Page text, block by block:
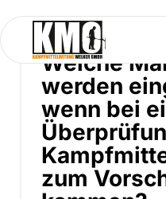
Welche
werden
wenn bei
zum